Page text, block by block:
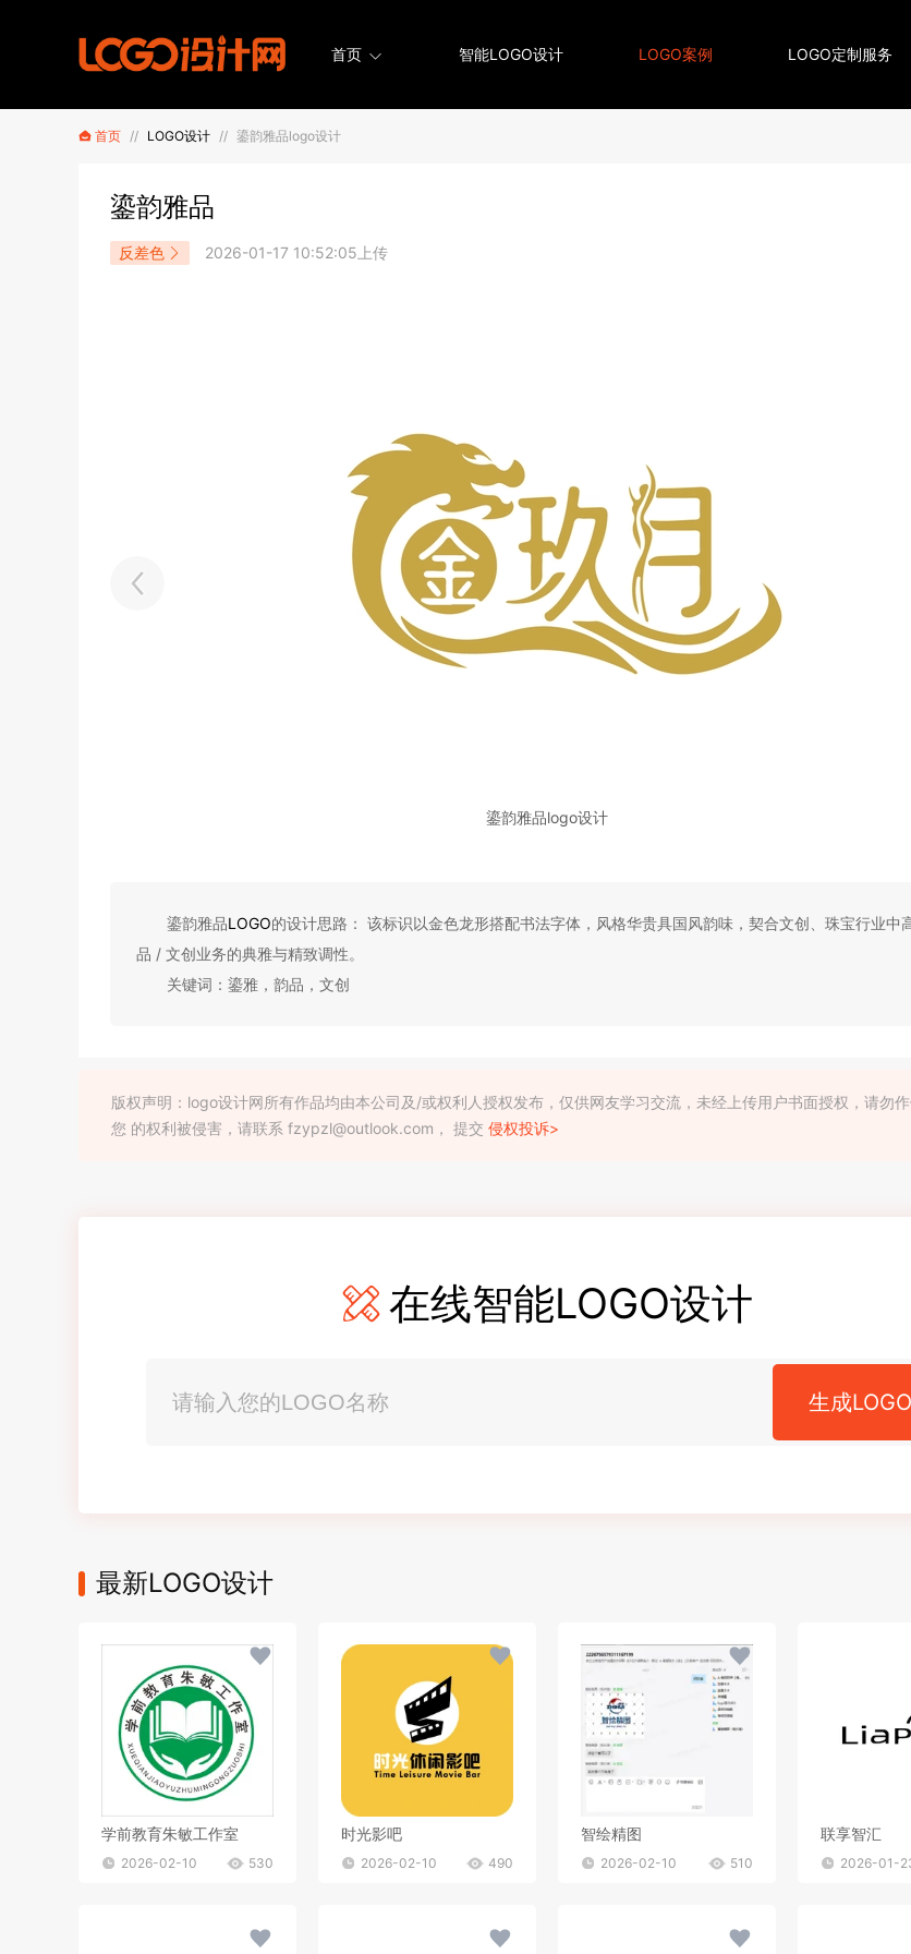
首页 智能LOGO设计 LOGO案例 LOGO定制服务
首页 // LOGO设计 // 鎏韵雅品logo设计
鎏韵雅品
反差色 2026-01-17 10:52:05上传
鎏韵雅品logo设计
鎏韵雅品LOGO的设计思路： 该标识以金色龙形搭配书法字体，风格华贵具国风韵味，契合文创、珠宝行业中
品 / 文创业务的典雅与精致调性。
关键词：鎏雅，韵品，文创
版权声明：logo设计网所有作品均由本公司及/或权利人授权发布，仅供网友学习交流，未经上传用户书面授权，请勿
您 的权利被侵害，请联系 fzypzl@outlook.com， 提交 侵权投诉>
在线智能LOGO设计
生成LOGO
最新LOGO设计
学前教育朱敏工作室
2026-02-10 530
时光影吧
2026-02-10 490
智绘精图
2026-02-10 510
联享智汇
2026-01-